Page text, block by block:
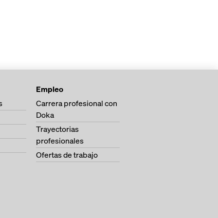
Empleo
Carrera profesional con
Doka
Trayectorias
profesionales
Ofertas de trabajo